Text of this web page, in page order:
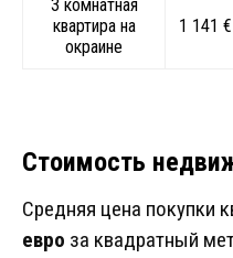
3 комнатная
квартира на
окраине
1 141 €
Стоимость
Средняя цена покупки
евро за квадратный